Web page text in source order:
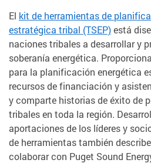
El kit de herramientas de
estratégica tribal (TSEP)está
naciones tribales a desarrollar y
soberanía energética.
para la planificación energética
recursos de financiación y
y comparte historias de éxito de
tribales en toda la región.
aportaciones de los líderes y
de herramientas también
colaborar con Puget Sound